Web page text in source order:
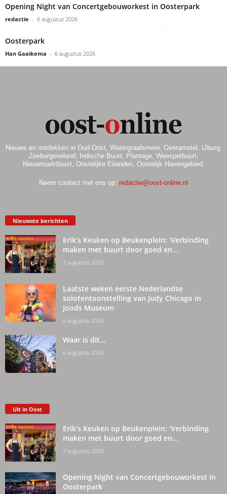
Opening Night van Concertgebouworkest in Oosterpark
redactie - 6 augustus 2026
Oosterpark
Han Gaaikema - 6 augustus 2026
Nieuws en ontdekken in Oud Oost, Watergraafsmeer, Overamstel, IJburg,
Zeeburgereiland, Indische Buurt, Plantage, Weesperbuurt,
Nieuwmarktbuurt, Oostelijke Eilanden, Oostelijk Havengebied.
Neem contact met ons op: redactie@oost-online.nl
Nieuwste berichten
Erik’s Keuken op Beukenplein: ‘Verbinding
maken met buurt door goed en...
7 augustus 2026
Laatste weken eerste Nederlandse
solotentoonstelling van Judy Chicago in
Joods Museum
6 augustus 2026
Waar is dit…
6 augustus 2026
Uit in Oost
Erik’s Keuken op Beukenplein: ‘Verbinding
maken met buurt door goed en...
7 augustus 2026
Opening Night van Concertgebouworkest in
Oosterpark